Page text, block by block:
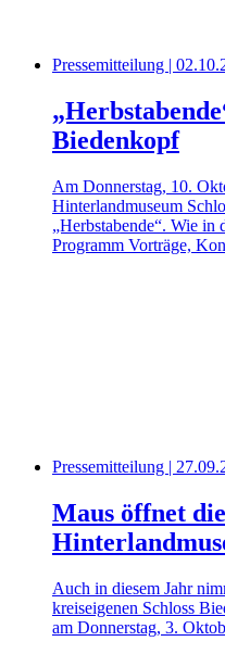
Pressemitteilung |
Biedenkopf
Am Donnerstag, 10.
Hinterlandmuseum
„Herbstabende“. Wie in
Programm Vorträge,
Pressemitteilung |
Maus öffnet
Auch in diesem Jahr
kreiseigenen Schloss
am Donnerstag, 3.